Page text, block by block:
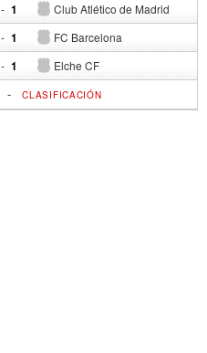
- Club Atlético de Madrid
1
- FC Barcelona
1
- Elche CF
1
-CLASIFICACIÓN